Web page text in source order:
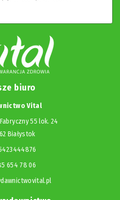
biuro
Vital
55 lok. 24
Białystok
654 78 06